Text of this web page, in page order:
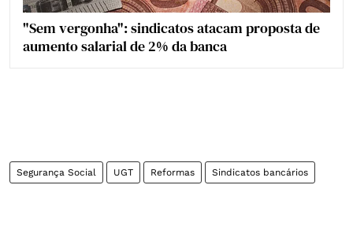
"Sem vergonha": sindicatos atacam proposta de
aumento salarial de 2% da banca
Segurança Social UGT Reformas Sindicatos bancários